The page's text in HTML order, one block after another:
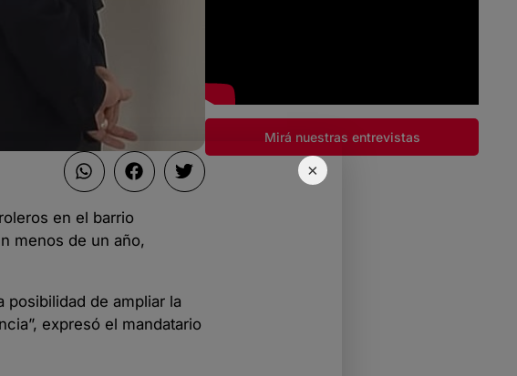
×
en el barrio
menos de un año,
posibilidad de ampliar la
expresó el mandatario
Mirá nuestras entrevistas